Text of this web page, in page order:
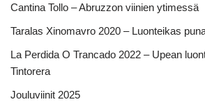
Cantina Tollo – Abruzzon viinien ytimessä
Taralas Xinomavro 2020 – Luonteikas
La Perdida O Trancado 2022 – Upean
Tintorera
Jouluviinit 2025